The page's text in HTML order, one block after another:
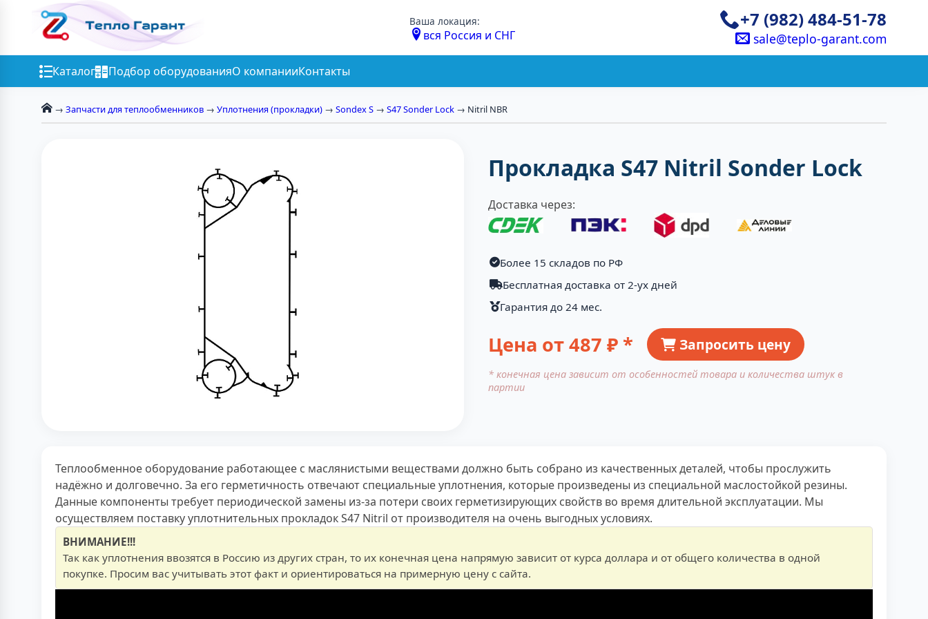
Ваша локация:
вся Россия и СНГ
+7 (982) 484-51-78
sale@teplo-garant.com
Каталог Подбор оборудованияО компанииКонтакты
→ Запчасти для теплообменников → Уплотнения (прокладки) → Sondex S → S47 Sonder Lock → Nitril NBR
Прокладка S47 Nitril Sonder Lock
Доставка через:
Более 15 складов по РФ
Бесплатная доставка от 2-ух дней
Гарантия до 24 мес.
Цена от487 ₽ * Запросить цену
* конечная цена зависит от особенностей товара и количества штук в
партии
Теплообменное оборудование работающее с маслянистыми веществами должно быть собрано из качественных деталей, чтобы прослужить
надёжно и долговечно. За его герметичность отвечают специальные уплотнения, которые произведены из специальной маслостойкой резины.
Данные компоненты требует периодической замены из-за потери своих герметизирующих свойств во время длительной эксплуатации. Мы
осуществляем поставку уплотнительных прокладок S47 Nitril от производителя на очень выгодных условиях.
ВНИМАНИЕ!!!
Так как уплотнения ввозятся в Россию из других стран, то их конечная цена напрямую зависит от курса доллара и от общего количества в одной
покупке. Просим вас учитывать этот факт и ориентироваться на примерную цену с сайта.